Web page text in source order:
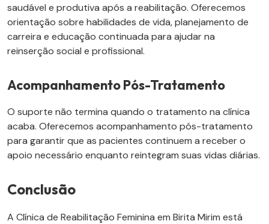
saudável e produtiva após a reabilitação. Oferecemos
orientação sobre habilidades de vida, planejamento de
carreira e educação continuada para ajudar na
reinserção social e profissional.
Acompanhamento Pós-Tratamento
O suporte não termina quando o tratamento na clínica
acaba. Oferecemos acompanhamento pós-tratamento
para garantir que as pacientes continuem a receber o
apoio necessário enquanto reintegram suas vidas diárias.
Conclusão
A Clínica de Reabilitação Feminina em Birita Mirim está